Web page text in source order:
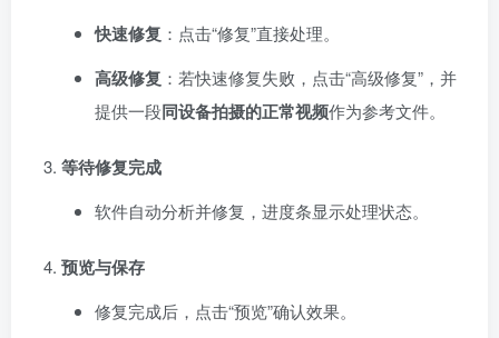
快速修复 ：点击“修复”直接处理。
高级修复 ：若快速修复失败，点击“高级修复”，并
提供一段同设备拍摄的正常视频作为参考文件。
等待修复完成
软件自动分析并修复，进度条显示处理状态。
预览与保存
修复完成后，点击“预览”确认效果。